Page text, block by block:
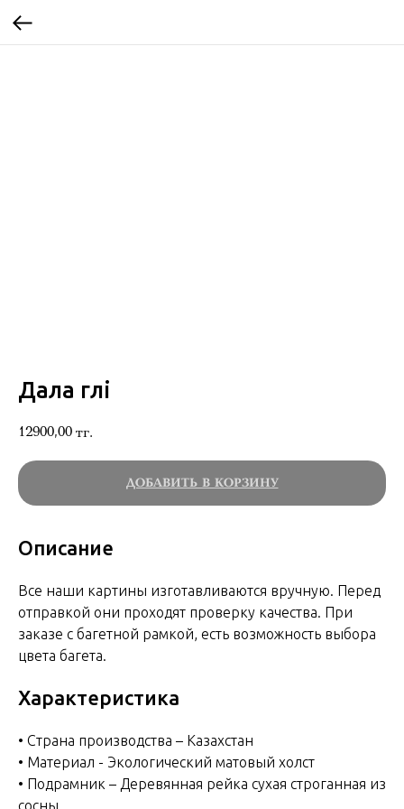
Дала гүлі
12900,00 тг.
ДОБАВИТЬ В КОРЗИНУ
Описание
Все наши картины изготавливаются вручную. Перед
отправкой они проходят проверку качества. При
заказе с багетной рамкой, есть возможность выбора
цвета багета.
Характеристика
• Страна производства – Казахстан
• Материал - Экологический матовый холст
• Подрамник – Деревянная рейка сухая строганная из
сосны